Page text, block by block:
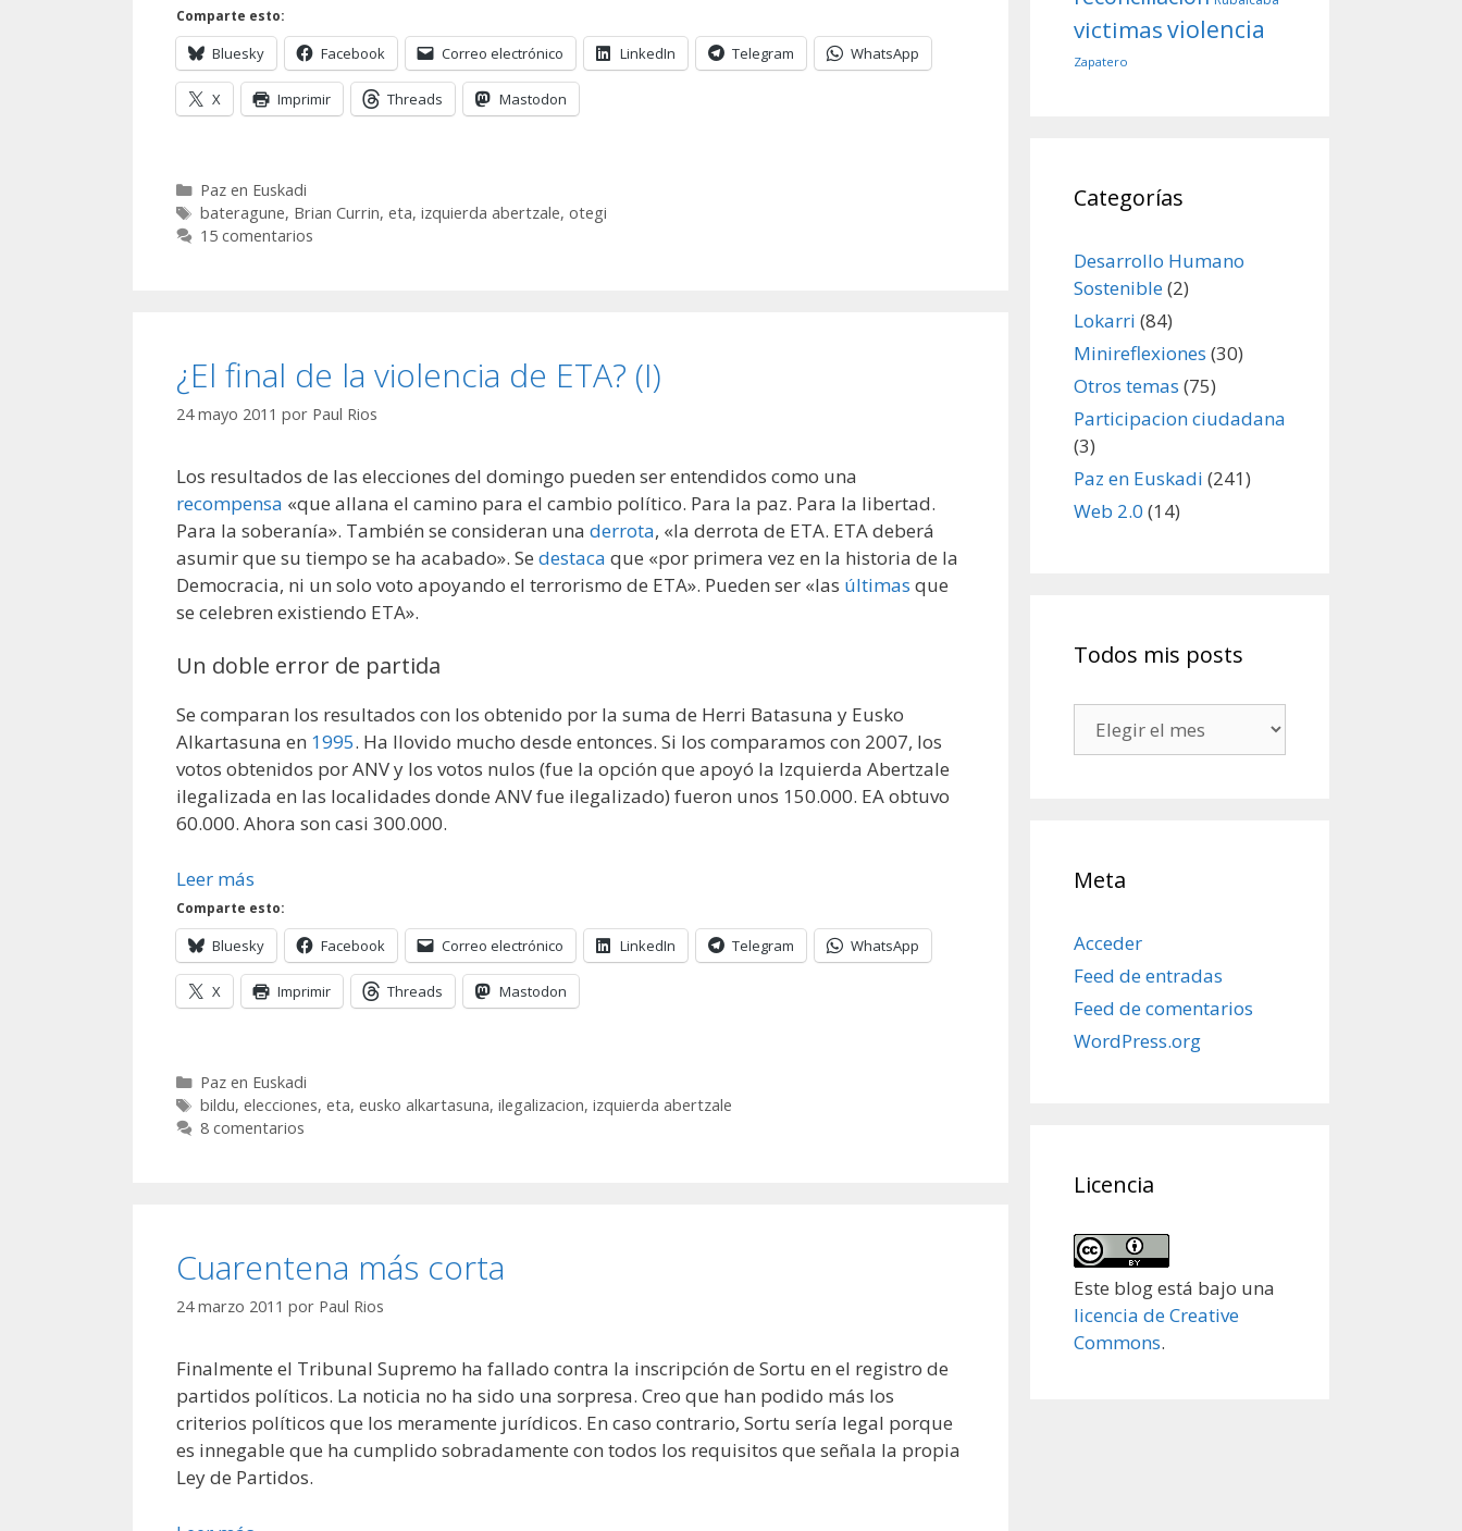
Comparte esto:
Bluesky Facebook Correo electrónico LinkedIn Telegram WhatsApp
X Imprimir Threads Mastodon
Categorías
Paz en Euskadi
Etiquetas
bateragune, Brian Currin, eta, izquierda abertzale, otegi
15 comentarios
¿El final de la violencia de ETA? (I)
24 mayo 2011 por Paul Rios
Los resultados de las elecciones del domingo pueden ser entendidos como una
recompensa «que allana el camino para el cambio político. Para la paz. Para la libertad.
Para la soberanía». También se consideran una derrota, «la derrota de ETA. ETA deberá
asumir que su tiempo se ha acabado». Se destaca que «por primera vez en la historia de la
Democracia, ni un solo voto apoyando el terrorismo de ETA». Pueden ser «las últimas que
se celebren existiendo ETA».
Un doble error de partida
Se comparan los resultados con los obtenido por la suma de Herri Batasuna y Eusko
Alkartasuna en 1995. Ha llovido mucho desde entonces. Si los comparamos con 2007, los
votos obtenidos por ANV y los votos nulos (fue la opción que apoyó la Izquierda Abertzale
ilegalizada en las localidades donde ANV fue ilegalizado) fueron unos 150.000. EA obtuvo
60.000. Ahora son casi 300.000.
Leer más
Comparte esto:
Bluesky Facebook Correo electrónico LinkedIn Telegram WhatsApp
X Imprimir Threads Mastodon
Categorías
Paz en Euskadi
Etiquetas
bildu, elecciones, eta, eusko alkartasuna, ilegalizacion, izquierda abertzale
8 comentarios
Cuarentena más corta
24 marzo 2011 por Paul Rios
Finalmente el Tribunal Supremo ha fallado contra la inscripción de Sortu en el registro de
partidos políticos. La noticia no ha sido una sorpresa. Creo que han podido más los
criterios políticos que los meramente jurídicos. En caso contrario, Sortu sería legal porque
es innegable que ha cumplido sobradamente con todos los requisitos que señala la propia
Ley de Partidos.
victimasviolencia
Zapatero
Categorías
Desarrollo Humano
Sostenible(2)
Lokarri (84)
Minireflexiones (30)
Otros temas (75)
Participacion ciudadana
(3)
Paz en Euskadi (241)
Web 2.0 (14)
Todos mis posts
mis
Meta
Acceder
Feed de entradas
Feed de comentarios
WordPress.org
Licencia
Este blog está bajo una
licencia de Creative
Commons.